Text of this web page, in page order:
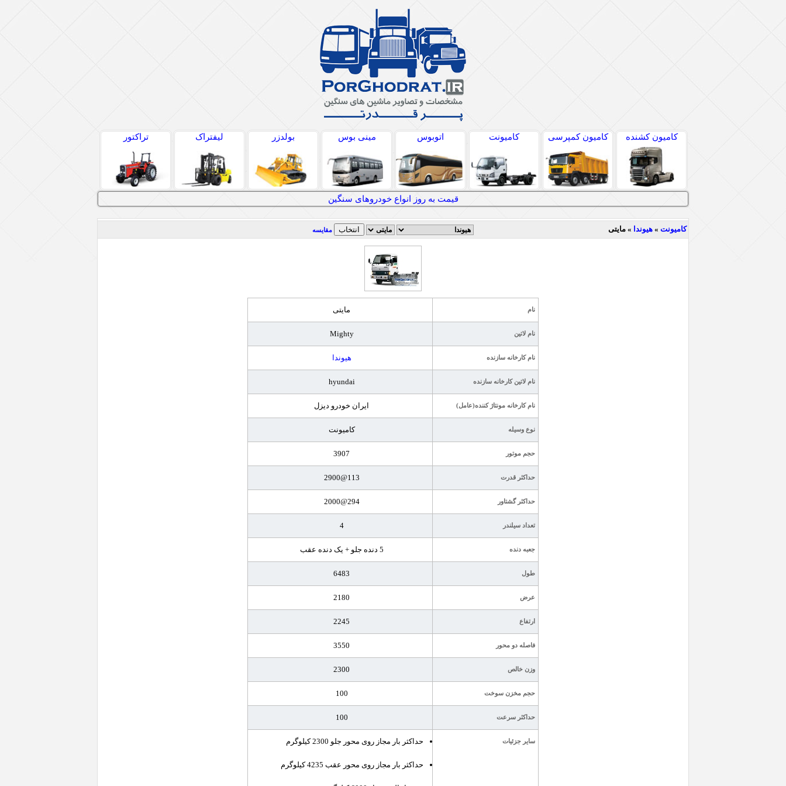
کامیون کشنده کامیون کمپرسی کامیونت اتوبوس مینی بوس بولدزر لیفتراک تراکتور
قیمت به روز انواع خودروهای سنگین
کامیونت » هیوندا » مایتی مقایسه
نام مایتی
نام لاتین Mighty
نام کارخانه سازنده هیوندا
نام لاتین کارخانه سازنده hyundai
نام کارخانه مونتاژ کننده(عامل) ایران خودرو دیزل
نوع وسیله کامیونت
حجم موتور 3907
حداکثر قدرت 113@2900
حداکثر گشتاور 294@2000
تعداد سیلندر 4
جعبه دنده 5 دنده جلو + یک دنده عقب
طول 6483
عرض 2180
ارتفاع 2245
فاصله دو محور 3550
وزن خالص 2300
حجم مخزن سوخت 100
حداکثر سرعت 100
سایر جزئیات حداکثر بار مجاز روی محور جلو 2300 کیلوگرم
حداکثر بار مجاز روی محور عقب 4235 کیلوگرم